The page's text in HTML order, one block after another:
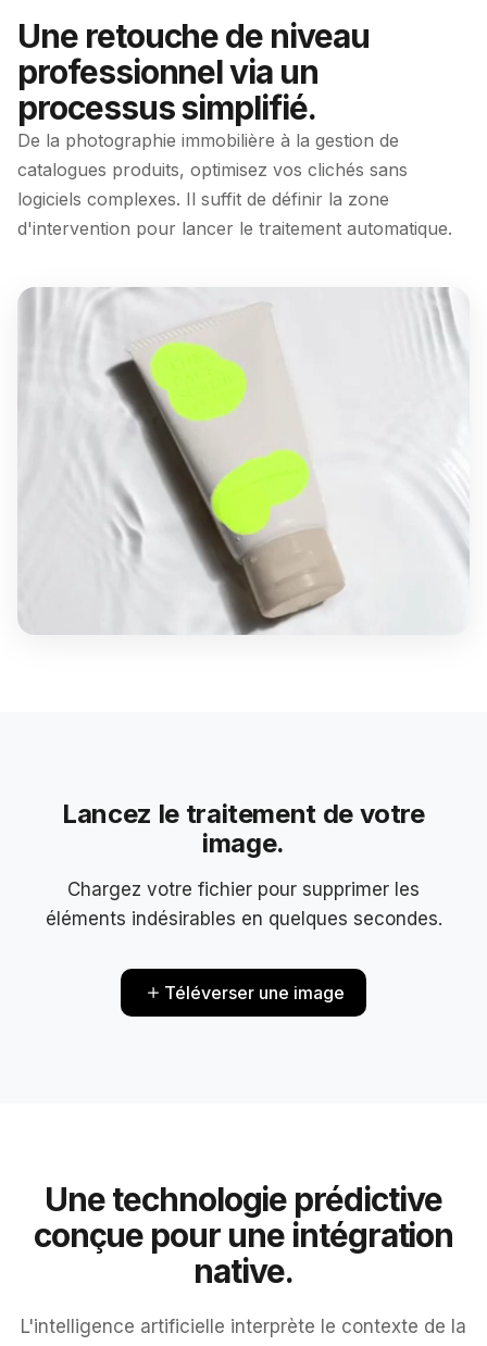
Une retouche de niveau
professionnel via un
processus simplifié.
De la photographie immobilière à la gestion de
catalogues produits, optimisez vos clichés sans
logiciels complexes. Il suffit de définir la zone
d'intervention pour lancer le traitement automatique.
Lancez le traitement de votre
image.
Chargez votre fichier pour supprimer les
éléments indésirables en quelques secondes.
Téléverser une image
Une technologie prédictive
conçue pour une intégration
native.
L'intelligence artificielle interprète le contexte de la